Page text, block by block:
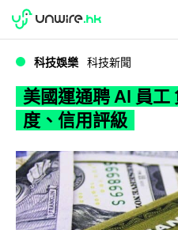
WWDC 2026
科技娛樂 科技新聞
美國運通聘 AI 員工
度、信用評級